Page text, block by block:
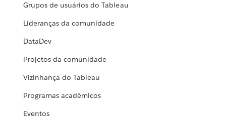
Grupos de usuários do Tableau
Lideranças da comunidade
DataDev
Projetos da comunidade
Vizinhança do Tableau
Programas acadêmicos
Eventos